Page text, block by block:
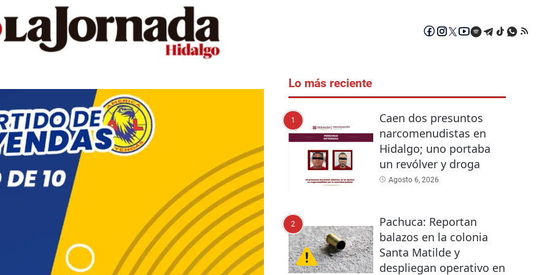
Lo más reciente
1
Caen dos presuntos
narcomenudistas en
Hidalgo; uno portaba
un revólver y droga
Agosto 6, 2026
2
Pachuca: Reportan
balazos en la colonia
Santa Matilde y
despliegan operativo en